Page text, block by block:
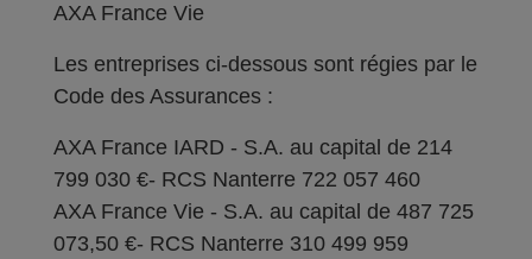
AXA France Vie
Les entreprises ci-dessous sont régies par le
Code des Assurances :
AXA France IARD - S.A. au capital de 214
799 030 €- RCS Nanterre 722 057 460
AXA France Vie - S.A. au capital de 487 725
073,50 €- RCS Nanterre 310 499 959